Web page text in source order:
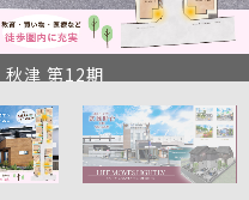
蔵野台 第2期